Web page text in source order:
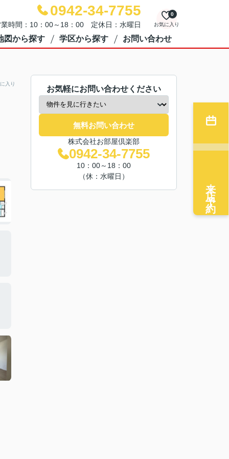
0942-34-7755
時間：10：00～18：00 定休日：水曜日 お気に入り
0
図から探す 学区から探す お問い合わせ
入り
お気軽にお問い合わせください
無料お問い合わせ
株式会社お部屋倶楽部
0942-34-7755
10：00～18：00
（休：水曜日）
来店予約